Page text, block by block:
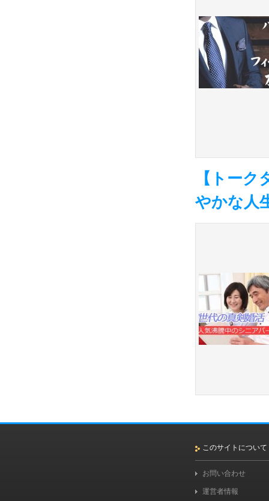
【トー
やかな人
このサイトについて
お問い合わせ
運営者情報